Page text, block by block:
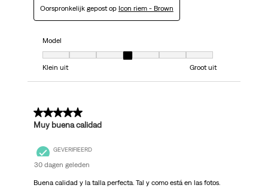
Oorspronkelijk gepost op Icon riem - Brown
Model
Model, 4 van 7, waarbij 1 gelijk is aan Klein uit en 7 gelijk is aan Groot uit
Klein uit
Groot uit
5 van 5 sterren.
Muy buena calidad
GEVERIFIEERD
30 dagen geleden
Buena calidad y la talla perfecta. Tal y como está en las fotos.